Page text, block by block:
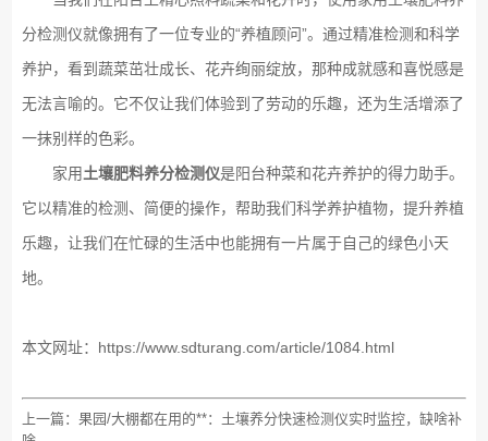
分检测仪就像拥有了一位专业的“养植顾问”。通过精准检测和科学
养护，看到蔬菜茁壮成长、花卉绚丽绽放，那种成就感和喜悦感是
无法言喻的。它不仅让我们体验到了劳动的乐趣，还为生活增添了
一抹别样的色彩。
家用土壤肥料养分检测仪是阳台种菜和花卉养护的得力助手。
它以精准的检测、简便的操作，帮助我们科学养护植物，提升养植
乐趣，让我们在忙碌的生活中也能拥有一片属于自己的绿色小天
地。
本文网址： https://www.sdturang.com/article/1084.html
上一篇： 果园/大棚都在用的**：土壤养分快速检测仪实时监控，缺啥补